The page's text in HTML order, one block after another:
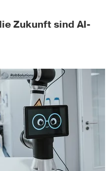
Zukunft sind AI-